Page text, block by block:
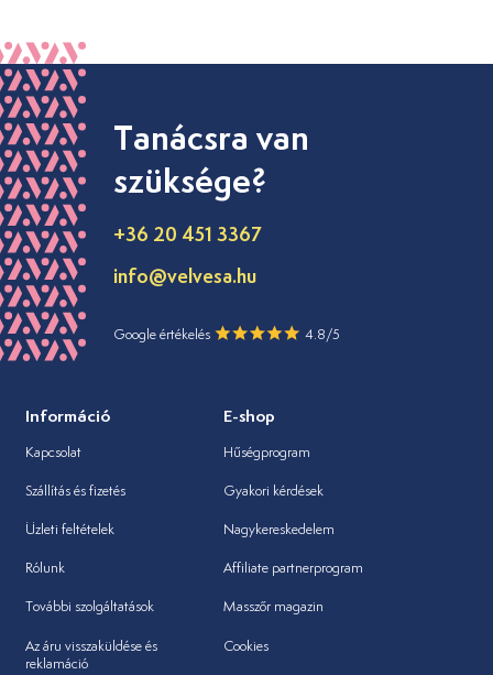
Tanácsra van
szüksége?
+36 20 451 3367
info@velvesa.hu
Google értékelés 4.8/5
Információ
Kapcsolat
Szállítás és fizetés
Üzleti feltételek
Rólunk
További szolgáltatások
Az áru visszaküldése és
reklamáció
E-shop
Hűségprogram
Gyakori kérdések
Nagykereskedelem
Affiliate partnerprogram
Masszőr magazin
Cookies